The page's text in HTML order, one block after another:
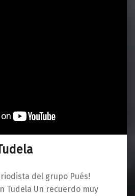
del grupo Pués!
Tudela Un recuerdo muy